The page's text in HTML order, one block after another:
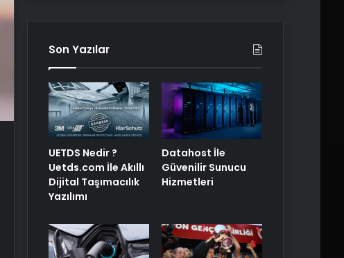
Son Yazılar
UETDS Nedir ?
Uetds.com İle Akıllı
Dijital Taşımacılık
Yazılımı
Datahost İle
Güvenilir Sunucu
Hizmetleri